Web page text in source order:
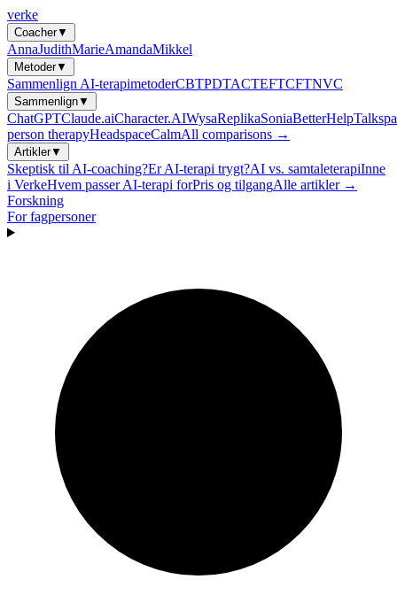
verke
Coacher▼
AnnaJudithMarieAmandaMikkel
Metoder▼
Sammenlign AI-terapimetoderCBTPDTACTEFTCFTNVC
Sammenlign▼
ChatGPTClaude.aiCharacter.AIWysaReplikaSoniaBetterHelp
person therapyHeadspaceCalmAll comparisons →
Artikler▼
Skeptisk til AI-coaching?Er AI-terapi trygt?AI vs. samtaleterapiInne
i VerkeHvem passer AI-terapi forPris og tilgangAlle artikler →
Forskning
For fagpersoner